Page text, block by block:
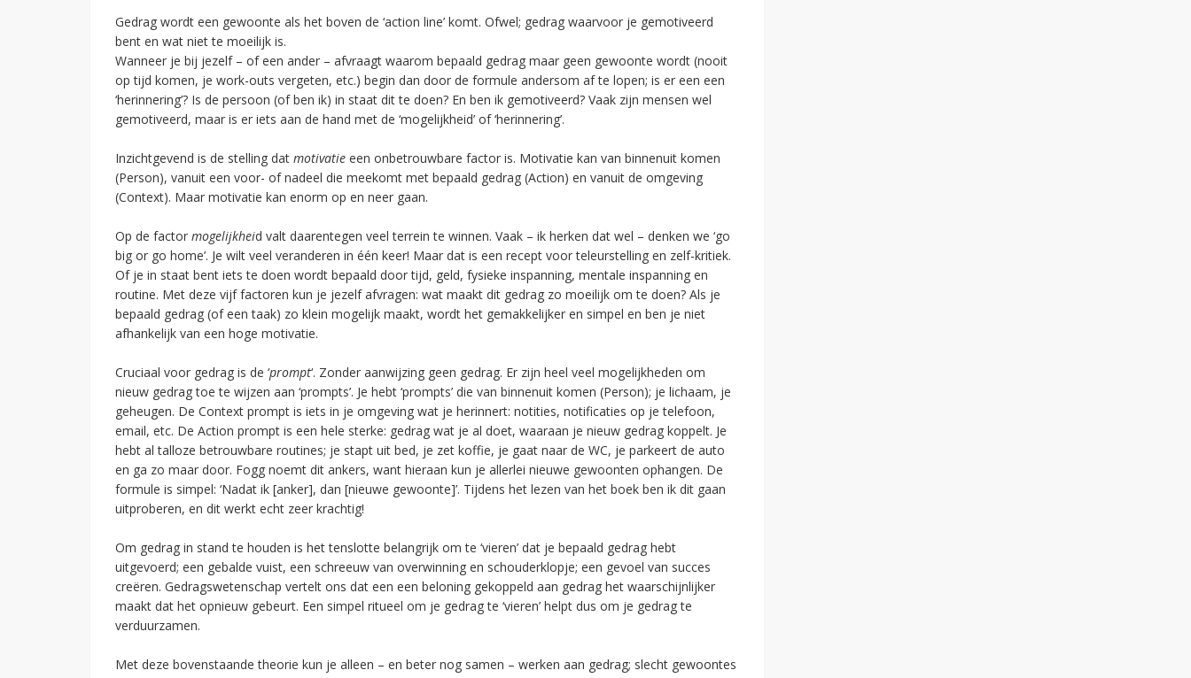
Gedrag wordt een gewoonte als het boven de ‘action line’ komt. Ofwel; gedrag waarvoor je gemotiveerd
bent en wat niet te moeilijk is.
Wanneer je bij jezelf – of een ander – afvraagt waarom bepaald gedrag maar geen gewoonte wordt (nooit
op tijd komen, je work-outs vergeten, etc.) begin dan door de formule andersom af te lopen; is er een een
‘herinnering’? Is de persoon (of ben ik) in staat dit te doen? En ben ik gemotiveerd? Vaak zijn mensen wel
gemotiveerd, maar is er iets aan de hand met de ‘mogelijkheid’ of ‘herinnering’.
Inzichtgevend is de stelling dat motivatie een onbetrouwbare factor is. Motivatie kan van binnenuit komen
(Person), vanuit een voor- of nadeel die meekomt met bepaald gedrag (Action) en vanuit de omgeving
(Context). Maar motivatie kan enorm op en neer gaan.
Op de factor mogelijkheid valt daarentegen veel terrein te winnen. Vaak – ik herken dat wel – denken we ‘go
big or go home’. Je wilt veel veranderen in één keer! Maar dat is een recept voor teleurstelling en zelf-kritiek.
Of je in staat bent iets te doen wordt bepaald door tijd, geld, fysieke inspanning, mentale inspanning en
routine. Met deze vijf factoren kun je jezelf afvragen: wat maakt dit gedrag zo moeilijk om te doen? Als je
bepaald gedrag (of een taak) zo klein mogelijk maakt, wordt het gemakkelijker en simpel en ben je niet
afhankelijk van een hoge motivatie.
Cruciaal voor gedrag is de ‘prompt‘. Zonder aanwijzing geen gedrag. Er zijn heel veel mogelijkheden om
nieuw gedrag toe te wijzen aan ‘prompts’. Je hebt ‘prompts’ die van binnenuit komen (Person); je lichaam, je
geheugen. De Context prompt is iets in je omgeving wat je herinnert: notities, notificaties op je telefoon,
email, etc. De Action prompt is een hele sterke: gedrag wat je al doet, waaraan je nieuw gedrag koppelt. Je
hebt al talloze betrouwbare routines; je stapt uit bed, je zet koffie, je gaat naar de WC, je parkeert de auto
en ga zo maar door. Fogg noemt dit ankers, want hieraan kun je allerlei nieuwe gewoonten ophangen. De
formule is simpel: ‘Nadat ik [anker], dan [nieuwe gewoonte]’. Tijdens het lezen van het boek ben ik dit gaan
uitproberen, en dit werkt echt zeer krachtig!
Om gedrag in stand te houden is het tenslotte belangrijk om te ‘vieren’ dat je bepaald gedrag hebt
uitgevoerd; een gebalde vuist, een schreeuw van overwinning en schouderklopje; een gevoel van succes
creëren. Gedragswetenschap vertelt ons dat een een beloning gekoppeld aan gedrag het waarschijnlijker
maakt dat het opnieuw gebeurt. Een simpel ritueel om je gedrag te ‘vieren’ helpt dus om je gedrag te
verduurzamen.
Met deze bovenstaande theorie kun je alleen – en beter nog samen – werken aan gedrag; slecht gewoontes